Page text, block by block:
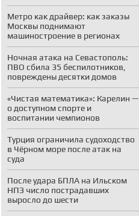
Метро как драйвер: как заказы
Москвы поднимают
машиностроение в регионах
Ночная атака на Севастополь:
ПВО сбила 35 беспилотников,
повреждены десятки домов
«Чистая математика»: Карелин —
о доступном спорте и
воспитании чемпионов
Турция ограничила судоходство
в Чёрном море после атак на
суда
После удара БПЛА на Ильском
НПЗ число пострадавших
выросло до шести